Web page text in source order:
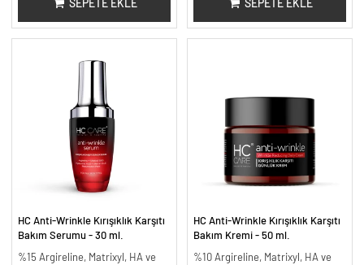
SEPETE EKLE SEPETE EKLE
HC Anti-Wrinkle Kırışıklık Karşıtı
Bakım Serumu - 30 ml.
%15 Argireline, Matrixyl, HA ve
HC Anti-Wrinkle Kırışıklık Karşıtı
Bakım Kremi - 50 ml.
%10 Argireline, Matrixyl, HA ve